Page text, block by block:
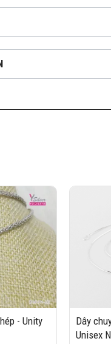
- Unity
Dây
Unisex